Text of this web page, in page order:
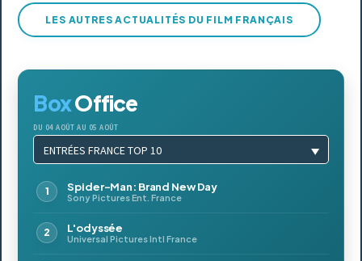
LES AUTRES ACTUALITÉS DU FILM FRANÇAIS
BoxOffice
DU 04 AOÛTAU 05 AOÛT
ENTRÉES FRANCE TOP 10
Spider-Man: Brand New Day
Sony Pictures Ent. France
L'odyssée
Universal Pictures Intl France